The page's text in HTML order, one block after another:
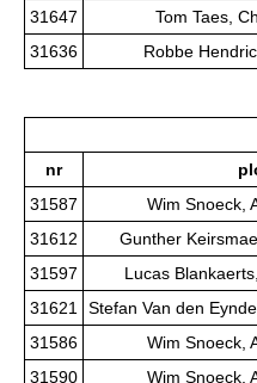
31647
Tom Taes,
31636
Robbe
nr
31587
Wim Snoeck,
31612
Gunther
31597
Lucas
31621 Stefan Van den
31586
Wim Snoeck,
31590
Wim Snoeck,